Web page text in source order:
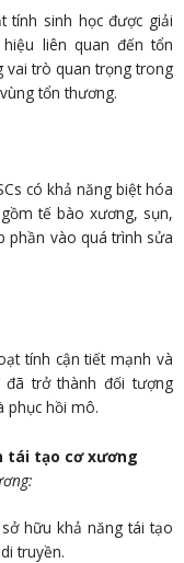
tính sinh học được giải
liên quan đến tổn
vai trò quan trọng trong
tổn thương.
có khả năng biệt hóa
tế bào xương, sụn,
phần vào quá trình sửa
tính cận tiết mạnh và
đã trở thành đối tượng
phục hồi mô.
tái tạo cơ xương
hữu khả năng tái tạo
truyền.